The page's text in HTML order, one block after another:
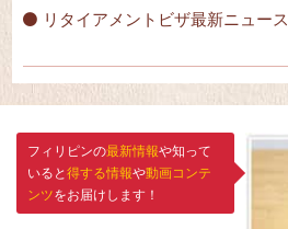
リタイアメントビザ最新ニュース
フィリピンの最新情報や知って
いると 得する情報や動画コンテ
ンツをお届けします！